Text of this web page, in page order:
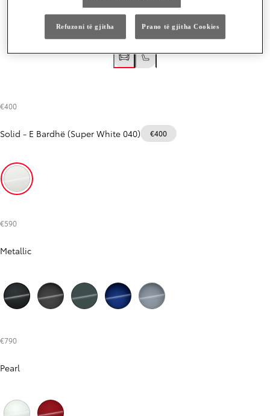
€400
Solid - E Bardhë (Super White 040) €400
E Bardhë (Super White 040)
€590
Metallic
€790
Pearl
Refuzoni të gjitha Prano të gjitha Cookies